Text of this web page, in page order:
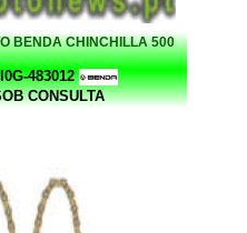
BENDA CHINCHILLA 500
483012
CONSULTA